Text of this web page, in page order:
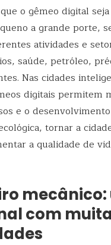
o gêmeo digital
a grande porte,
atividades e
saúde, petróleo,
Nas cidades
digitais permitem
e o
tornar a
a qualidade de
mecânico:
com